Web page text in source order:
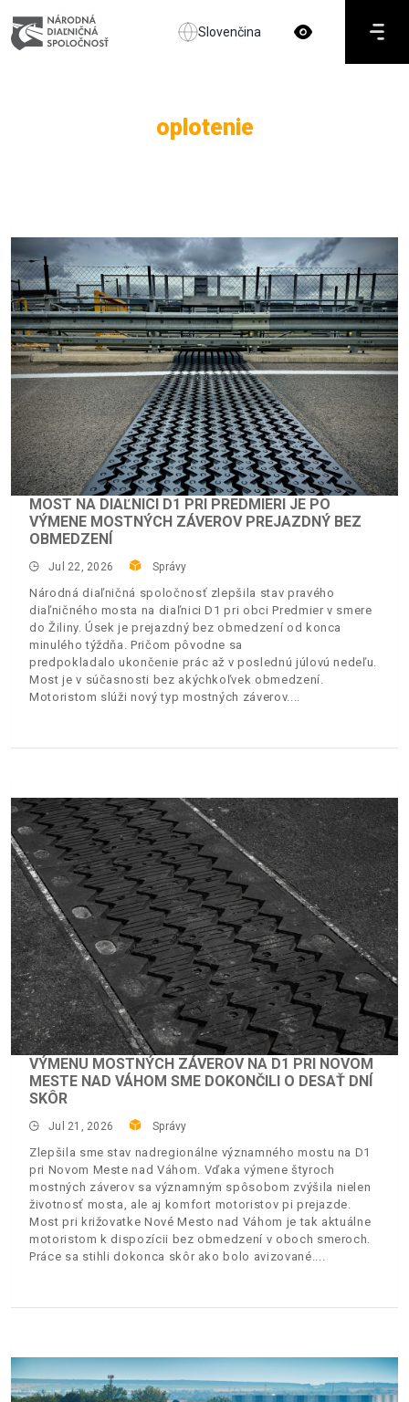
Slovenčina
oplotenie
MOST NA DIAĽNICI D1 PRI PREDMIERI JE PO
VÝMENE MOSTNÝCH ZÁVEROV PREJAZDNÝ BEZ
OBMEDZENÍ
Jul 22, 2026 Správy
Národná diaľničná spoločnosť zlepšila stav pravého
diaľničného mosta na diaľnici D1 pri obci Predmier v smere
do Žiliny. Úsek je prejazdný bez obmedzení od konca
minulého týždňa. Pričom pôvodne sa
predpokladalo ukončenie prác až v poslednú júlovú nedeľu.
Most je v súčasnosti bez akýchkoľvek obmedzení.
Motoristom slúži nový typ mostných záverov.
VÝMENU MOSTNÝCH ZÁVEROV NA D1 PRI NOVOM
MESTE NAD VÁHOM SME DOKONČILI O DESAŤ DNÍ
SKÔR
Jul 21, 2026 Správy
Zlepšila sme stav nadregionálne významného mostu na D1
pri Novom Meste nad Váhom. Vďaka výmene štyroch
mostných záverov sa významným spôsobom zvýšila nielen
životnosť mosta, ale aj komfort motoristov pi prejazde.
Most pri križovatke Nové Mesto nad Váhom je tak aktuálne
motoristom k dispozícii bez obmedzení v oboch smeroch.
Práce sa stihli dokonca skôr ako bolo avizované.